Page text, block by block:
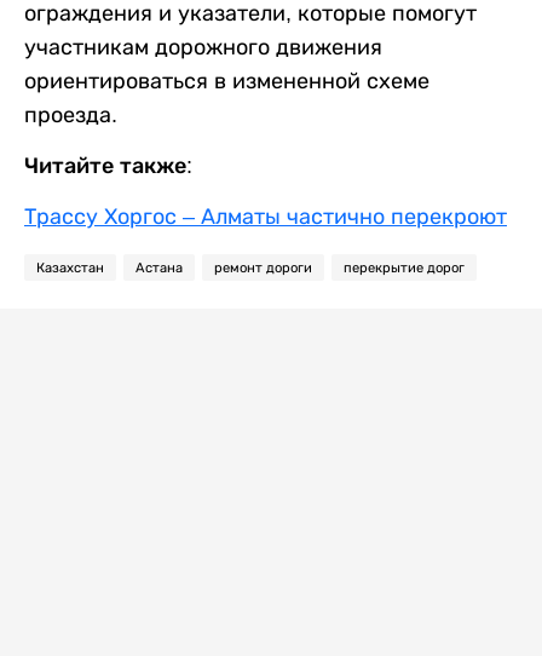
ограждения и указатели, которые помогут
участникам дорожного движения
ориентироваться в измененной схеме
проезда.
Читайте также:
Трассу Хоргос – Алматы частично перекроют
Казахстан Астана ремонт дороги перекрытие дорог